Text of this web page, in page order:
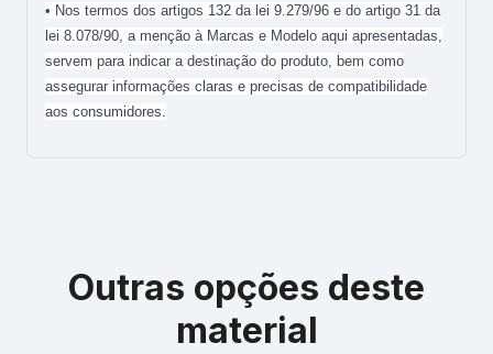
• Nos termos dos artigos 132 da lei 9.279/96 e do artigo 31 da
lei 8.078/90, a menção à Marcas e Modelo aqui apresentadas,
servem para indicar a destinação do produto, bem como
assegurar informações claras e precisas de compatibilidade
aos consumidores.
Outras opções deste
material